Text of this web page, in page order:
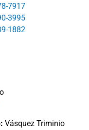
7917
3995
1882
Vásquez Triminio